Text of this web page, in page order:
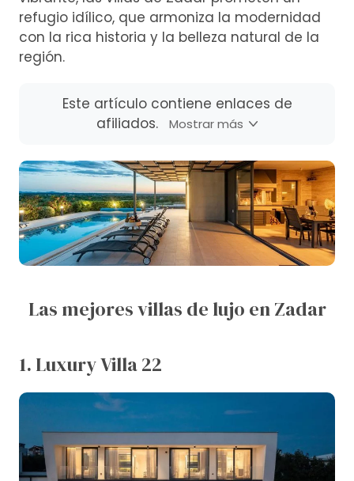
refugio idílico, que armoniza la modernidad
con la rica historia y la belleza natural de la
región.
Este artículo contiene enlaces de
afiliados.
Mostrar más
Las mejores villas de lujo en Zadar
1. Luxury Villa 22